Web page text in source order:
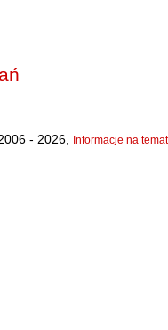
- 2026, Informacje na